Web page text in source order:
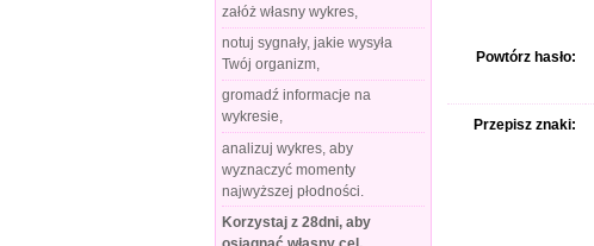
załóż własny wykres,
notuj sygnały, jakie wysyła
Twój organizm,
gromadź informacje na
wykresie,
analizuj wykres, aby
wyznaczyć momenty
najwyższej płodności.
Korzystaj z 28dni, aby
Powtórz hasło:
Przepisz znaki: